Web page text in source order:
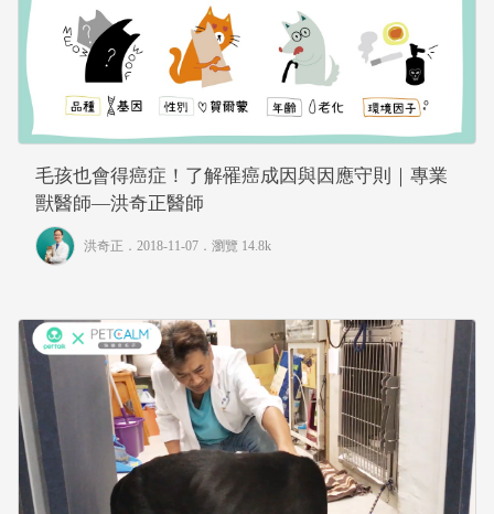
毛孩也會得癌症！了解罹癌成因與因應守則｜專業
獸醫師—洪奇正醫師
洪奇正 ．2018-11-07． 瀏覽 14.8k